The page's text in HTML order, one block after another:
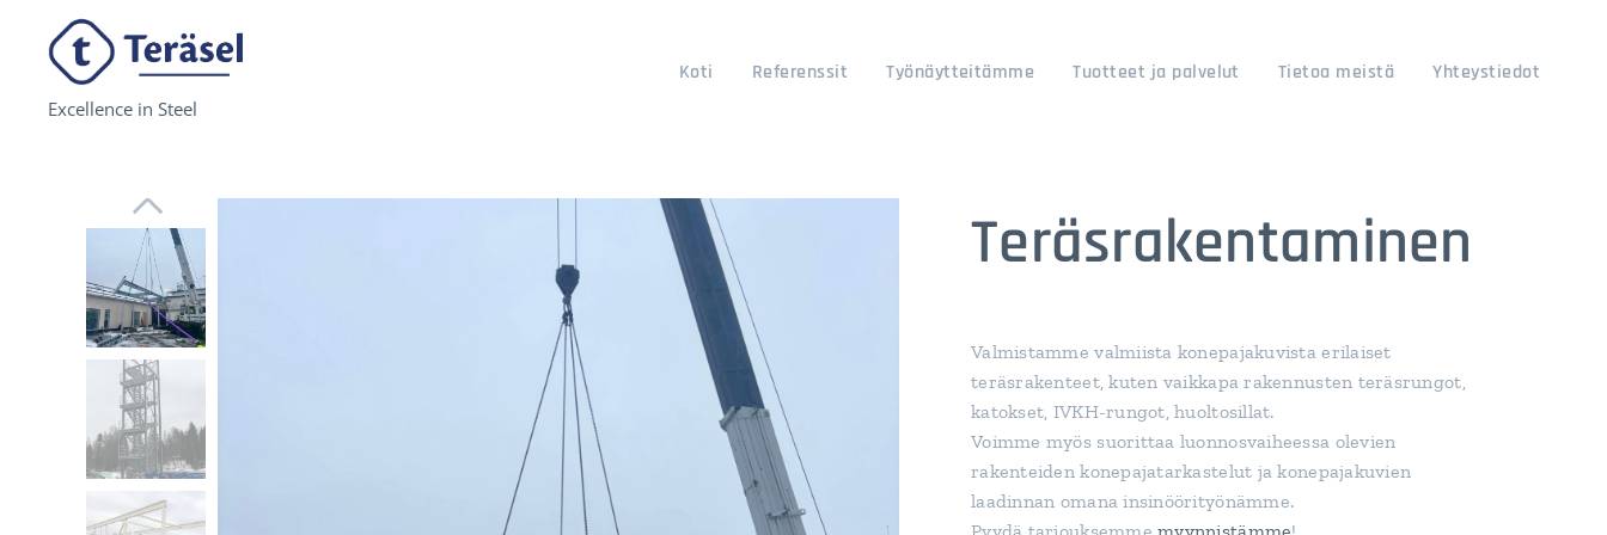
Excellence in Steel
Koti Referenssit Työnäytteitämme Tuotteet ja palvelut Tietoa meistä Yhteystiedot
Teräsrakentaminen
Valmistamme valmiista konepajakuvista erilaiset
teräsrakenteet, kuten vaikkapa rakennusten teräsrungot,
katokset, IVKH-rungot, huoltosillat.
Voimme myös suorittaa luonnosvaiheessa olevien
rakenteiden konepajatarkastelut ja konepajakuvien
laadinnan omana insinöörityönämme.